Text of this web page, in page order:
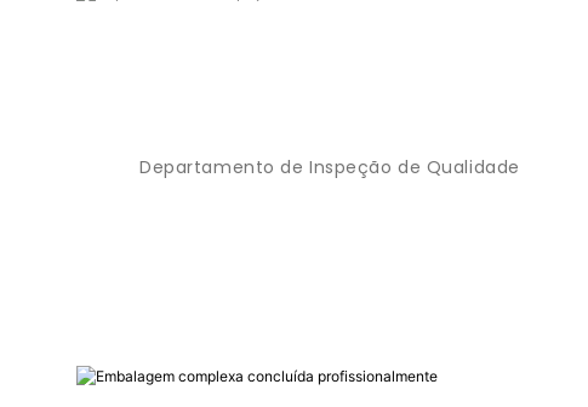
Departamento de Inspeção de Qualidade